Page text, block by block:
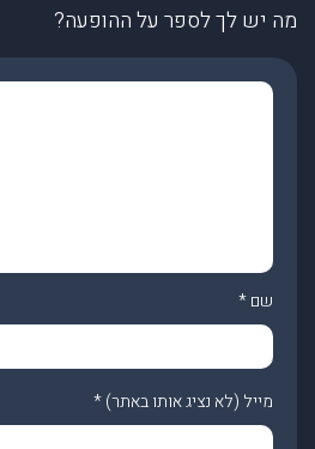
מה יש לך לספר על ההופעה?
שם*
מייל (לא נציג אותו באתר)*